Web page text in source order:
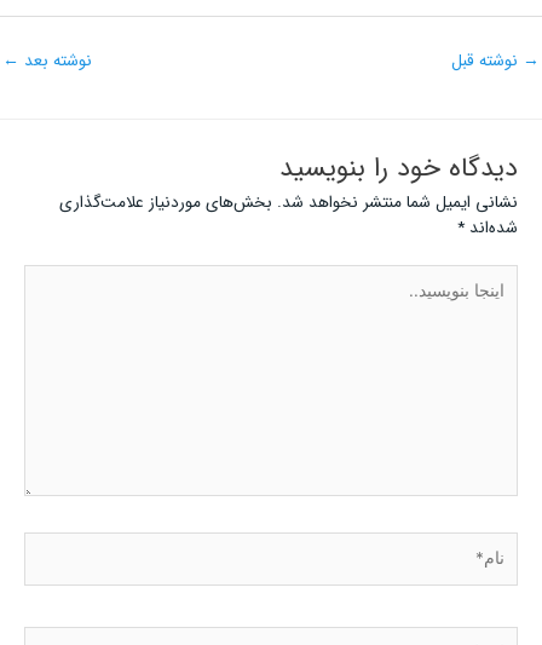
→ نوشته قبل نوشته بعد ←
دیدگاه‌ خود را بنویسید
نشانی ایمیل شما منتشر نخواهد شد. بخش‌های موردنیاز علامت‌گذاری
شده‌اند*
اینجا
بنویسید..
نام*